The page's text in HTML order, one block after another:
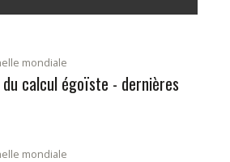
mondiale
calcul égoïste - dernières
mondiale